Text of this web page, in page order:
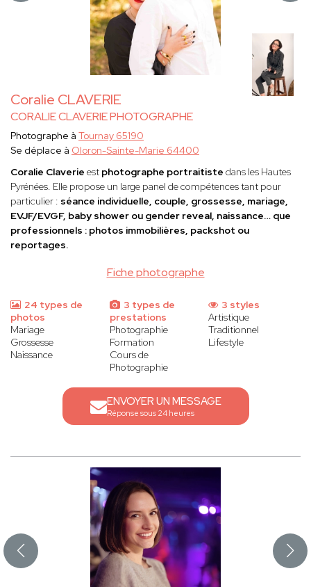
Coralie CLAVERIE
CORALIE CLAVERIE PHOTOGRAPHE
Fiche photographe
Photographe à Tournay 65190
Se déplace à Oloron-Sainte-Marie 64400
Coralie Claverie est photographe portraitiste dans les Hautes
Pyrénées. Elle propose un large panel de compétences tant pour
particulier : séance individuelle, couple, grossesse, mariage,
EVJF/EVGF, baby shower ou gender reveal, naissance… que
professionnels : photos immobilières, packshot ou
reportages.
24 types de
photos
Mariage
Grossesse
Naissance
3 types de
prestations
Photographie
Formation
Cours de
Photographie
3 styles
Artistique
Traditionnel
Lifestyle
ENVOYER UN MESSAGE
Réponse sous 24 heures